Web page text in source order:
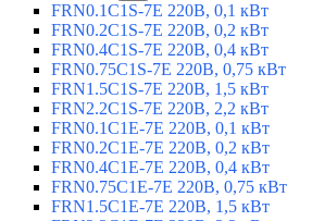
FRN0.1C1S-7E 220В, 0,1 кВт
FRN0.2C1S-7E 220В, 0,2 кВт
FRN0.4C1S-7E 220В, 0,4 кВт
FRN0.75C1S-7E 220В, 0,75 кВт
FRN1.5C1S-7E 220В, 1,5 кВт
FRN2.2C1S-7E 220В, 2,2 кВт
FRN0.1C1E-7E 220В, 0,1 кВт
FRN0.2C1E-7E 220В, 0,2 кВт
FRN0.4C1E-7E 220В, 0,4 кВт
FRN0.75C1E-7E 220В, 0,75 кВт
FRN1.5C1E-7E 220В, 1,5 кВт